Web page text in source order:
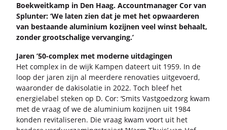
Boek­weit­kamp in Den Haag. Ac­count­ma­na­ger Cor van
Splun­ter: ‘We laten zien dat je met het op­waar­de­ren
van be­staan­de alu­mi­ni­um ko­zij­nen veel winst be­haalt,
zon­der groot­scha­li­ge ver­van­ging.’
Jaren ’50-​complex met mo­der­ne uit­da­gin­gen
Het com­plex in de wijk Kam­pen da­teert uit 1959. In de
loop der jaren zijn al meer­de­re re­no­va­ties uit­ge­voerd,
waar­on­der de dak­iso­la­tie in 2022. Toch bleef het
ener­gie­la­bel ste­ken op D. Cor: ‘Smits Vast­goed­zorg kwam
met de vraag of we de alu­mi­ni­um ko­zij­nen uit 1984
kon­den re­vi­ta­li­se­ren. Die vraag kwam voort uit het